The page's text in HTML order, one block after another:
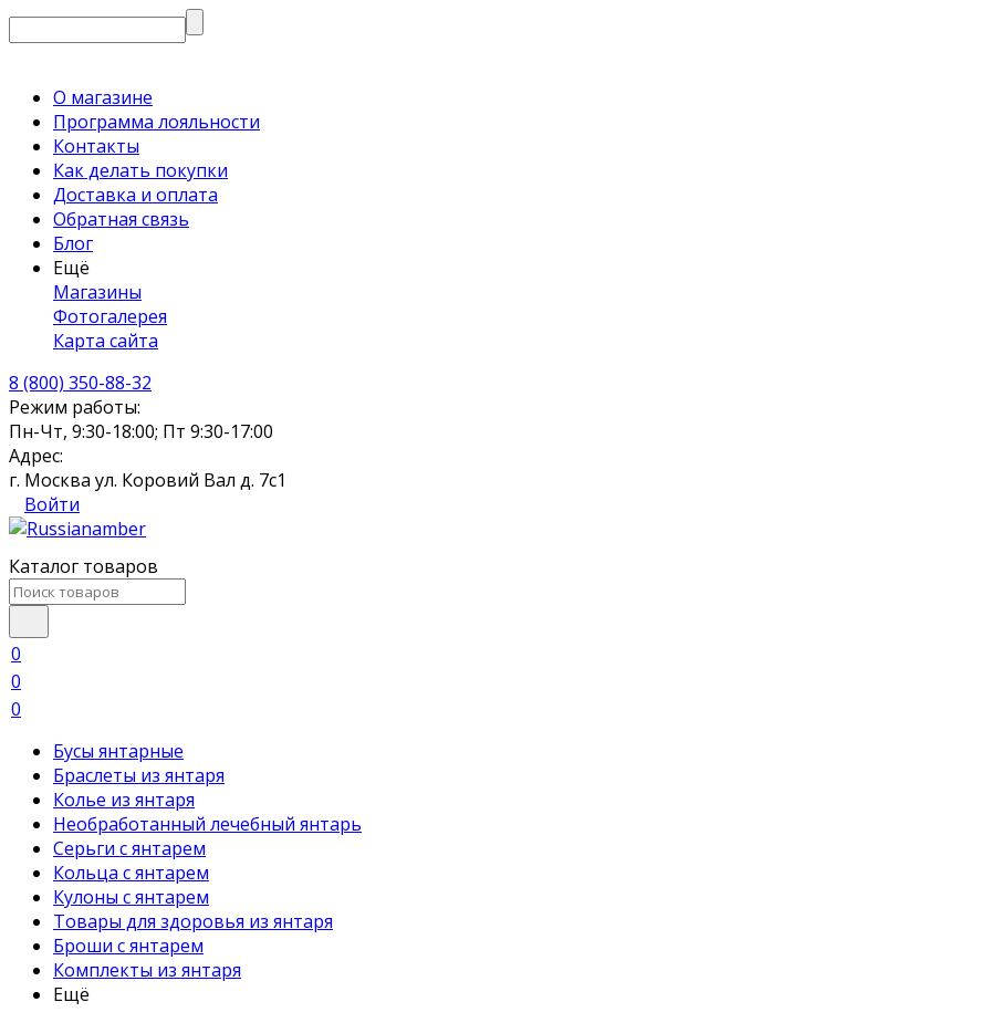
О магазине
Программа лояльности
Контакты
Как делать покупки
Доставка и оплата
Обратная связь
Блог
Ещё
Магазины
Фотогалерея
Карта сайта
8 (800) 350-88-32
Режим работы:
Пн-Чт, 9:30-18:00; Пт 9:30-17:00
Адрес:
г. Москва ул. Коровий Вал д. 7с1
Войти
Каталог товаров
0
0
0
Бусы янтарные
Браслеты из янтаря
Колье из янтаря
Необработанный лечебный янтарь
Серьги с янтарем
Кольца с янтарем
Кулоны с янтарем
Товары для здоровья из янтаря
Броши с янтарем
Комплекты из янтаря
Ещё